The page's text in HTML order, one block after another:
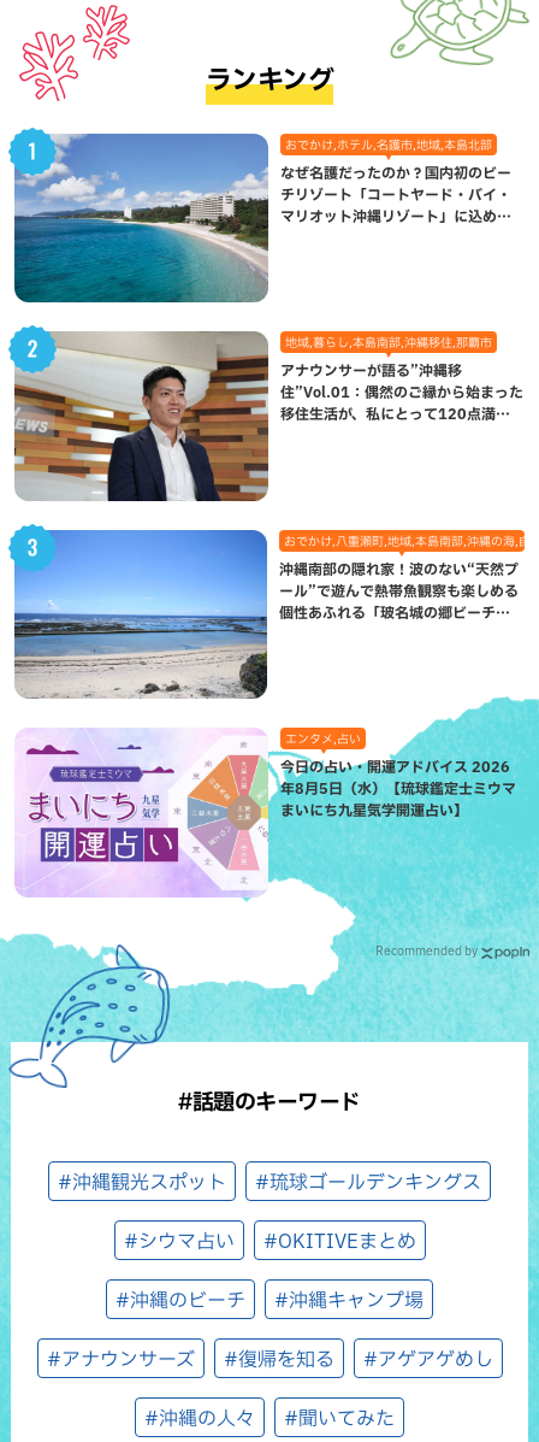
ランキング
おでかけ,ホテル,名護市,地域,本島北部
なぜ名護だったのか？国内初のビー
チリゾート「コートヤード・バイ・
マリオット沖縄リゾート」に込めら
地域,暮らし,本島南部,沖縄移住,那覇市
アナウンサーが語る”沖縄移
住”Vol.01：偶然のご縁から始まった
移住生活が、私にとって120点満点
おでかけ,八重瀬町,地域,本島南部,沖縄の海,自
沖縄南部の隠れ家！波のない“天然プ
ール”で遊んで熱帯魚観察も楽しめる
個性あふれる「玻名城の郷ビーチ」
エンタメ,占い
今日の占い・開運アドバイス 2026
年8月5日（水）【琉球鑑定士ミウマ
まいにち九星気学開運占い】
Recommended by
#話題のキーワード
#沖縄観光スポット #琉球ゴールデンキングス
#シウマ占い #OKITIVEまとめ
#沖縄のビーチ #沖縄キャンプ場
#アナウンサーズ #復帰を知る #アゲアゲめし
#沖縄の人々 #聞いてみた